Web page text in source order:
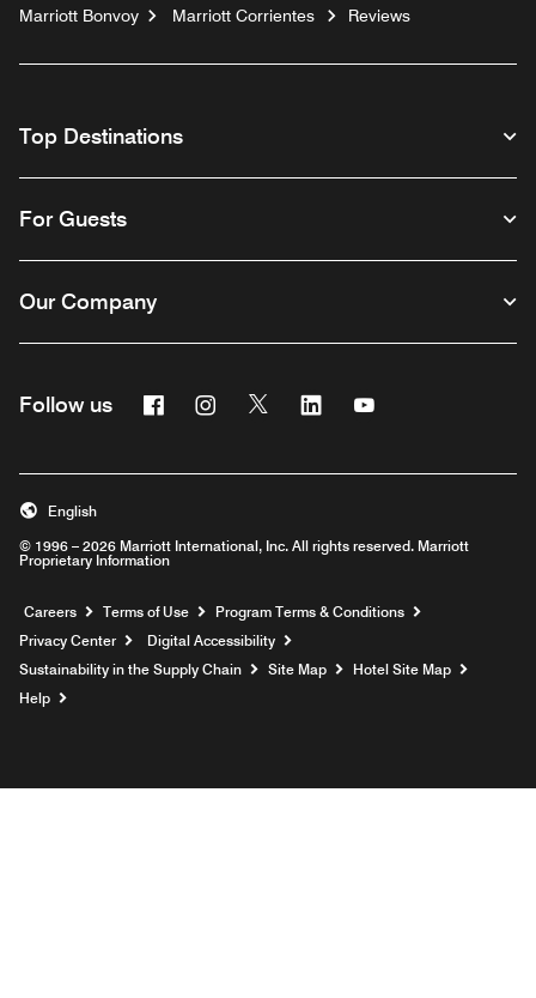
Marriott Bonvoy Marriott Corrientes Reviews
Top Destinations
For Guests
Our Company
Follow us FacebookInstagram
Twitter Linkedin
© 1996 – 2026 Marriott International, Inc. All rights reserved. Marriott
Proprietary Information
English
Careers Opens a new window
Terms of Use
Program Terms & Conditions
Privacy Center
Digital Accessibility
Sustainability in the Supply Chain
Site Map
Hotel Site Map
Help